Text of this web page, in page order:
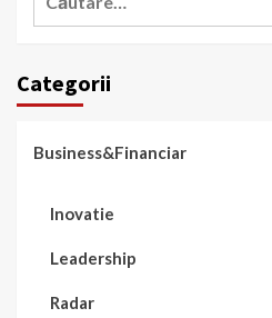
Categorii
Business&Financiar
Inovatie
Leadership
Radar